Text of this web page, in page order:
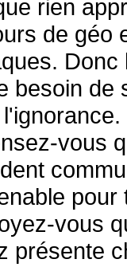
rien
de géo
Donc
besoin de
vous
pour
vous
présente